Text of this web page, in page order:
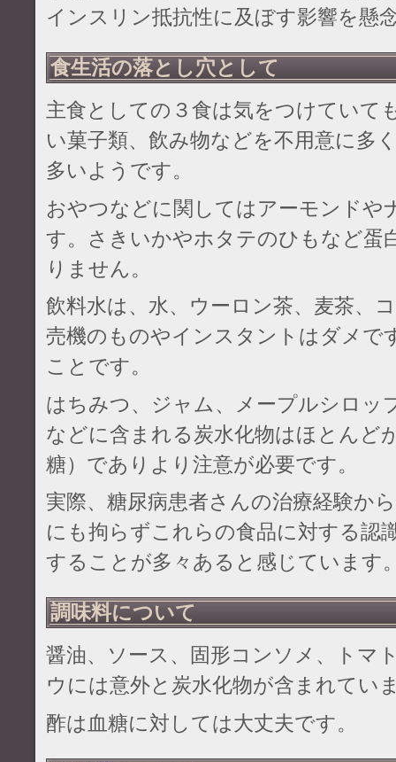
インスリン抵抗性に及ぼす影響を懸
食生活の落とし穴として
主食としての３食は気をつけていて
い菓子類、飲み物などを不用意に多
多いようです。
おやつなどに関してはアーモンドや
す。さきいかやホタテのひもなど蛋
りません。
飲料水は、水、ウーロン茶、麦茶、
売機のものやインスタントはダメで
ことです。
はちみつ、ジャム、メープルシロッ
などに含まれる炭水化物はほとんど
糖）でありより注意が必要です。
実際、糖尿病患者さんの治療経験か
にも拘らずこれらの食品に対する認
することが多々あると感じています
調味料について
醤油、ソース、固形コンソメ、トマ
ウには意外と炭水化物が含まれてい
酢は血糖に対しては大丈夫です。